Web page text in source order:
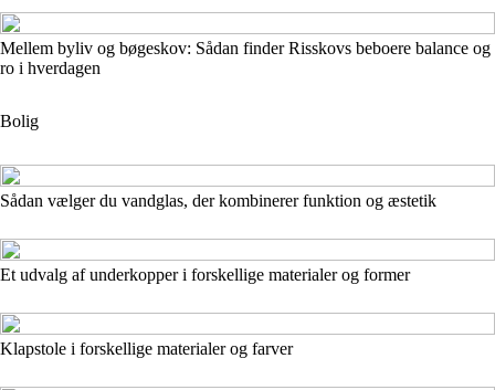
Mellem byliv og bøgeskov: Sådan finder Risskovs beboere balance og
ro i hverdagen
Bolig
Sådan vælger du vandglas, der kombinerer funktion og æstetik
Et udvalg af underkopper i forskellige materialer og former
Klapstole i forskellige materialer og farver